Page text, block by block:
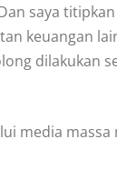
saya
keuangan
dilakukan
media massa